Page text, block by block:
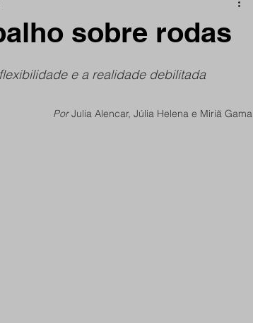
sobre rodas
e a realidade debilitada
Por Julia Alencar, Júlia Helena e Miriã Gama